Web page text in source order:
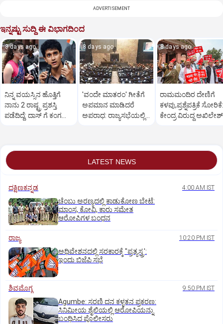
ADVERTISEMENT
ಇನ್ನಷ್ಟು ಸುದ್ದಿ ಈ ವಿಭಾಗದಿಂದ
8 days ago
ನಿನ್ನ ವಯಸ್ಸಿನ ಹೊತ್ತಿಗೆ
ನಾನು 2 ರಾಷ್ಟ್ರ ಪ್ರಶಸ್ತಿ
ಪಡೆದಿದ್ದೆ: ದಾಸ್‌ ಗೆ ಕಂಗನಾ
8 days ago
'ವಂದೇ ಮಾತರಂ' ಗೀತೆಗೆ
ಅಪಮಾನ ಮಾಡಿದರೆ
ಅಪರಾಧ: ರಾಜ್ಯಸಭೆಯಲ್ಲಿ
8 days ago
ರಾಮಮಂದಿರ ದೇಣಿಗೆ
ಕಳವು,ಪ್ರಶ್ನೆಪತ್ರಿಕೆ ಸೋರಿಕೆ:
ಕೇಂದ್ರ ವಿರುದ್ಧ ಅಖಿಲೇಶ್
LATEST NEWS
ದಕ್ಷಿಣಕನ್ನಡ 4:00 AM IST
ಚೆಂಬು ಅರಣ್ಯದಲ್ಲಿ ಕಾಡುಕೋಣ ಬೇಟೆ:
ಮಾಂಸ, ಕೋವಿ, ಕಾರು ಸಮೇತ
ಆರೋಪಿಗಳ ಬಂಧನ
ರಾಜ್ಯ 10:20 PM IST
ಅಧಿವೇಶನದಲ್ಲಿ ಸರಕಾರಕ್ಕೆ "ಪ್ರತ್ಯಸ್ತ್ರ':
ಇಂದು ಬಿಜೆಪಿ ಸಭೆ
ಶಿವಮೊಗ್ಗ 9:50 PM IST
Agumbe: ಸರಣಿ ದನ ಕಳ್ಳತನ ಪ್ರಕರಣ:
ಸಿನಿಮೀಯ ಶೈಲಿಯಲ್ಲಿ ಆರೋಪಿಯನ್ನು
ಬಂಧಿಸಿದ ಪೊಲೀಸರು